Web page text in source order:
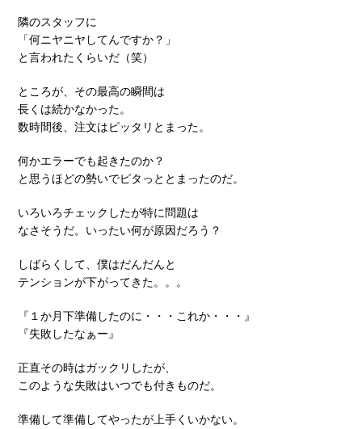
隣のスタッフに
「何ニヤニヤしてんですか？」
と言われたくらいだ（笑）
ところが、その最高の瞬間は
長くは続かなかった。
数時間後、注文はピッタリとまった。
何かエラーでも起きたのか？
と思うほどの勢いでピタっととまったのだ。
いろいろチェックしたが特に問題は
なさそうだ。いったい何が原因だろう？
しばらくして、僕はだんだんと
テンションが下がってきた。。。
『１か月下準備したのに・・・これか・・・』
『失敗したなぁー』
正直その時はガックリしたが、
このような失敗はいつでも付きものだ。
準備して準備してやったが上手くいかない。